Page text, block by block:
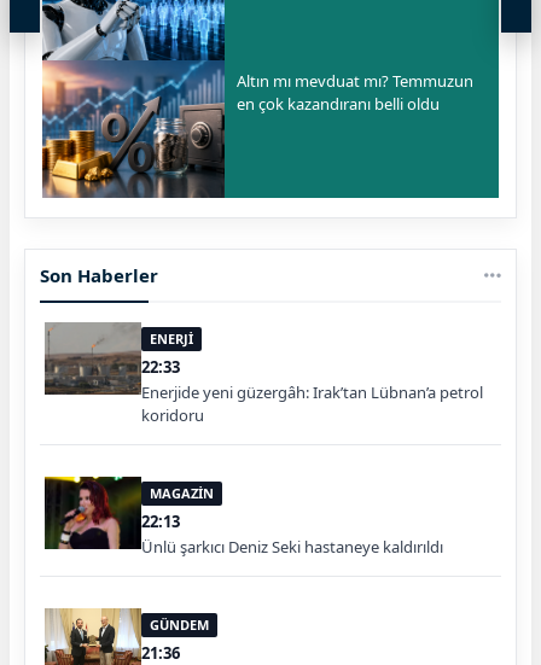
Altın mı mevduat mı? Temmuzun
en çok kazandıranı belli oldu
Son Haberler
ENERJİ
22:33
Enerjide yeni güzergâh: Irak’tan Lübnan’a petrol
koridoru
MAGAZİN
22:13
Ünlü şarkıcı Deniz Seki hastaneye kaldırıldı
GÜNDEM
21:36